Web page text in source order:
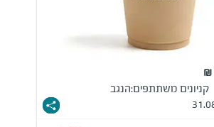
קניונים משתתפים:הנגב